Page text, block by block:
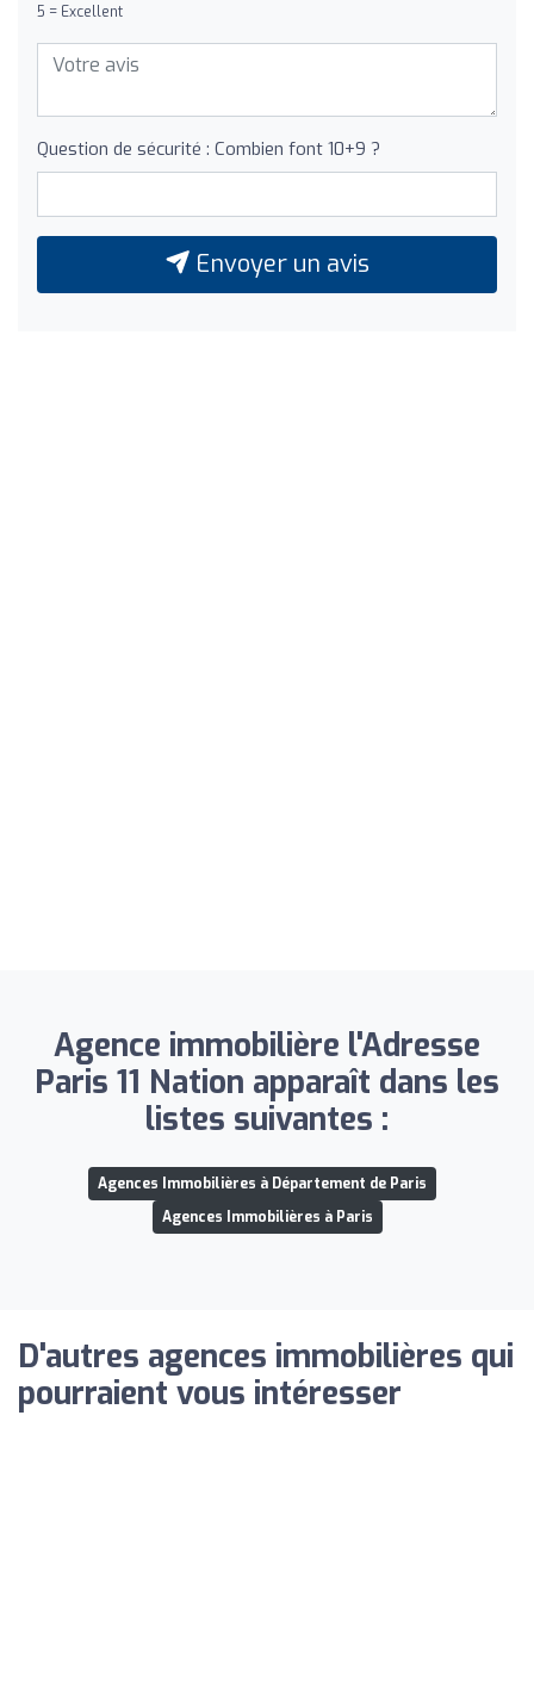
5 = Excellent
Question de sécurité : Combien font 10+9 ?
Envoyer un avis
Agence immobilière l'Adresse
Paris 11 Nation apparaît dans les
listes suivantes :
Agences Immobilières à Département de Paris
Agences Immobilières à Paris
D'autres agences immobilières qui
pourraient vous intéresser